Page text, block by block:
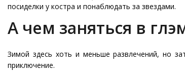
посиделки у костра и понаблюдать за звездами.
А чем заняться в
Зимой здесь хоть и меньше развлечений, но
приключение.